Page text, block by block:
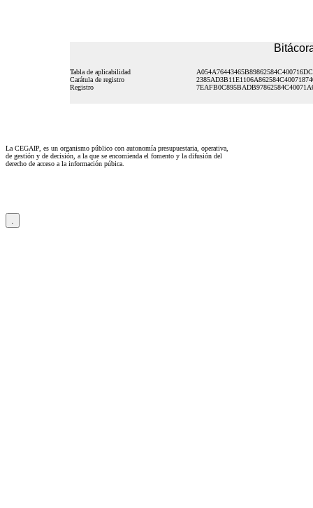
Tabla de aplicabilidad
Carátula de registro
Registro
La CEGAIP, es un organismo público con autonomía presupuestaria, operativa,
de gestión y de decisión, a la que se encomienda el fomento y la difusión del
derecho de acceso a la información púbica.